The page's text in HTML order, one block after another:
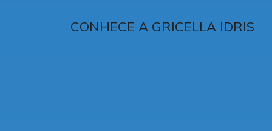
CONHECE A GRICELLA IDRIS